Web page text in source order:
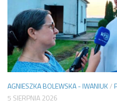
AGNIESZKA BOLEWSKA - IWANIUK/
5 SIERPNIA 2026